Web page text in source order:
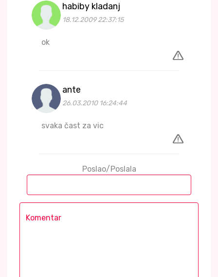
habiby kladanj
18.12.2009 22:37:15
ok
ante
26.03.2010 16:24:44
svaka čast za vic
Poslao/Poslala